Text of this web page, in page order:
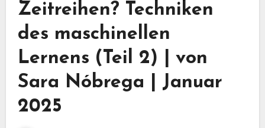
Zeitreihen? Techniken
des maschinellen
Lernens (Teil 2) | von
Sara Nóbrega | Januar
2025